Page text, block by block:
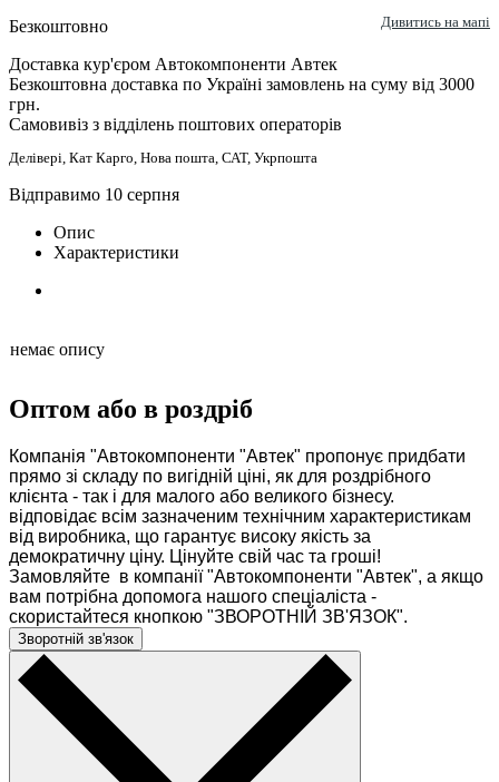
Безкоштовно
Дивитись на мапі
Доставка кур'єром Автокомпоненти Автек
Безкоштовна доставка по Україні замовлень на суму від 3000
грн.
Самовивіз з відділень поштових операторів
Делівері, Кат Карго, Нова пошта, САТ, Укрпошта
Відправимо 10 серпня
Опис
Характеристики
немає опису
Оптом або в роздріб
Компанія "Автокомпоненти "Автек" пропонує придбати
прямо зі складу по вигідній ціні, як для роздрібного
клієнта - так і для малого або великого бізнесу.
відповідає всім зазначеним технічним характеристикам
від виробника, що гарантує високу якість за
демократичну ціну. Цінуйте свій час та гроші!
Замовляйте в компанії "Автокомпоненти "Автек", а якщо
вам потрібна допомога нашого спеціаліста -
скористайтеся кнопкою "ЗВОРОТНІЙ ЗВ'ЯЗОК".
Зворотній зв'язок